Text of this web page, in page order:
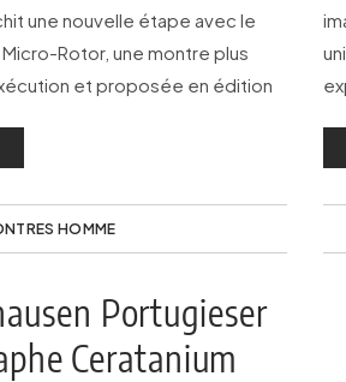
une nouvelle étape avec le
Rotor, une montre plus
et proposée en édition
HOMME
Portugieser
Ceratanium